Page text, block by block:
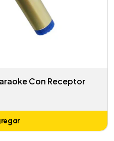
Con Receptor